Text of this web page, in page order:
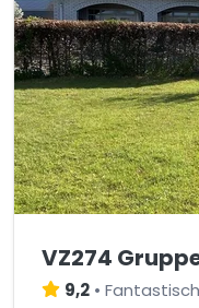
VZ274
9,2 • Fantastisch